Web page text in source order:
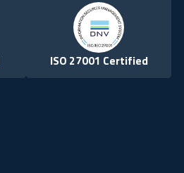
ISO 27001 Certified